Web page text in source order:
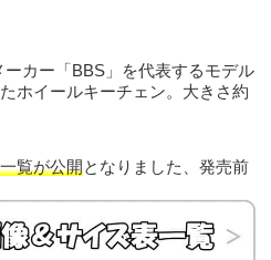
カー「BBS」を代表するモデル
ホイールキーチェン。大きさ約
覧が公開となりました、発売前